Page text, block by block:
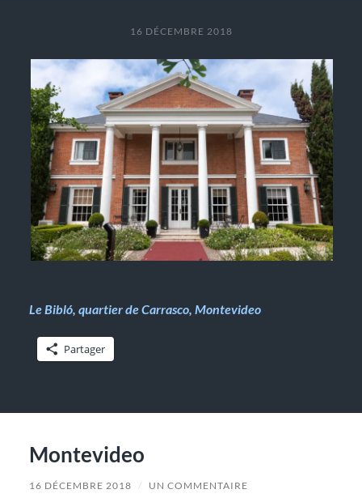
16 DÉCEMBRE 2018
Le Bibló, quartier de Carrasco, Montevideo
Partager
Montevideo
16 DÉCEMBRE 2018 / UN COMMENTAIRE